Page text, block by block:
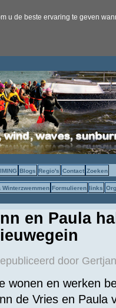
u de beste ervaring te geven
Blogs Regio's Contact Zoeken
Winterzwemmen Formulieren links
en Paula
door
wonen en werken
de Vries en Paula